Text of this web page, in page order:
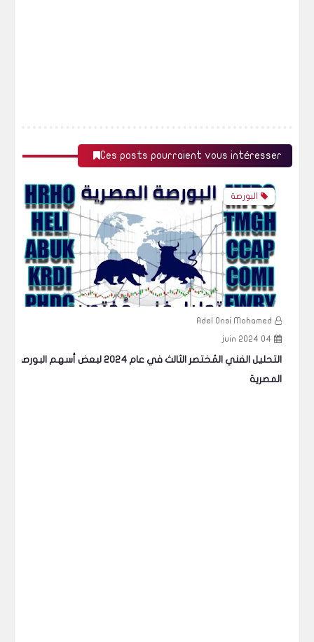
Ces posts pourraient vous intéresser